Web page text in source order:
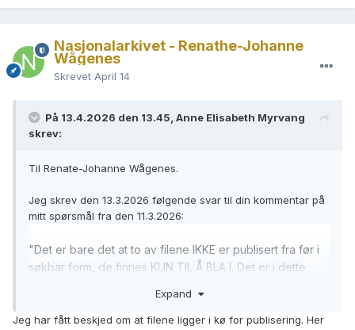
Nasjonalarkivet - Renathe-Johanne
Wågenes
Skrevet April 14
På 13.4.2026 den 13.45, Anne Elisabeth Myrvang
skrev:
Til Renate-Johanne Wågenes.
Jeg skrev den 13.3.2026 følgende svar til din kommentar på
mitt spørsmål fra den 11.3.2026:
"Det er bare det at to av filene IKKE er publisert fra før i
søkbar form, de finnes KUN TIL Å BLA I. Det er i dette
De to filene er fra Røyken prestegjeld mini 6, 1857-
1875 ,viede sendt inn i mars i 2024 og døde og
Expand
Jeg har fått beskjed om at filene ligger i kø for publisering. Her